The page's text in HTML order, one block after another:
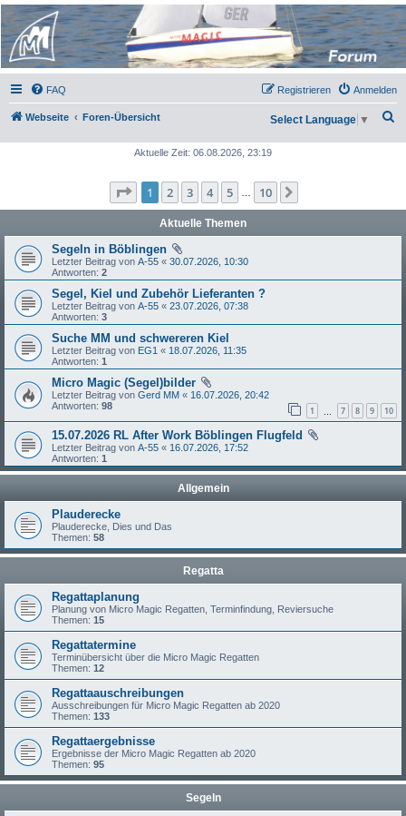
Micro Magic Forum
Deutschland
FAQ Anmelden
Registrieren
Webseite Foren-Übersicht Select Language ▼
Aktuelle Zeit: 06.08.2026, 23:19
Seite 1von 10
1 2 3 4 5 10
Aktuelle Themen
Segeln in Böblingen
Letzter Beitrag von A-55 « 30.07.2026, 10:30
Antworten: 2
Segel, Kiel und Zubehör Lieferanten ?
Letzter Beitrag von A-55 « 23.07.2026, 07:38
Antworten: 3
Suche MM und schwereren Kiel
Letzter Beitrag von EG1 « 18.07.2026, 11:35
Antworten: 1
Micro Magic (Segel)bilder
Letzter Beitrag von Gerd MM « 16.07.2026, 20:42
Antworten: 98 1 7 8 9 10
15.07.2026 RL After Work Böblingen Flugfeld
Letzter Beitrag von A-55 « 16.07.2026, 17:52
Antworten: 1
Allgemein
Plauderecke
Plauderecke, Dies und Das
Themen: 58
Regatta
Regattaplanung
Planung von Micro Magic Regatten, Terminfindung, Reviersuche
Themen: 15
Regattatermine
Terminübersicht über die Micro Magic Regatten
Themen: 12
Regattaauschreibungen
Ausschreibungen für Micro Magic Regatten ab 2020
Themen: 133
Regattaergebnisse
Ergebnisse der Micro Magic Regatten ab 2020
Themen: 95
Segeln